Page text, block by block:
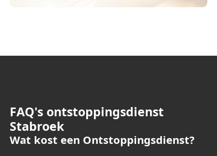
FAQ's ontstoppingsdienst
Stabroek
Wat kost een Ontstoppingsdienst?